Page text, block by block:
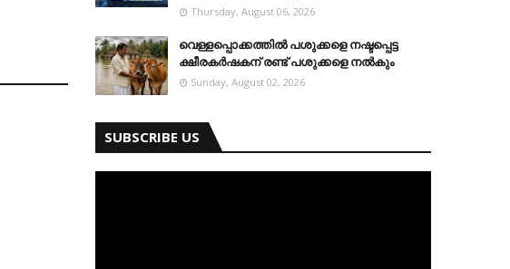
Thursday, August 06, 2026
വെള്ളപ്പൊക്കത്തില്‍ പശുക്കളെ നഷ്ടപ്പെട്ട
ക്ഷീരകര്‍ഷകന് രണ്ട് പശുക്കളെ നല്‍കും
Sunday, August 02, 2026
SUBSCRIBE US